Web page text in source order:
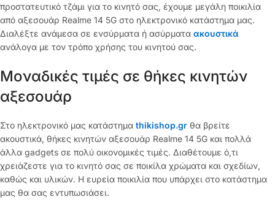
προστατευτικό τζάμι για το κινητό σας, έχουμε μεγάλη ποικιλία
από αξεσουάρ Realme 14 5G στο ηλεκτρονικό κατάστημα μας.
Διαλέξτε ανάμεσα σε ενσύρματα ή ασύρματα ακουστικά
ανάλογα με τον τρόπο χρήσης του κινητού σας.
Μοναδικές τιμές σε θήκες κινητών
αξεσουάρ
Στο ηλεκτρονικό μας κατάστημα thikishop.gr θα βρείτε
ακουστικά, θήκες κινητών αξεσουάρ Realme 14 5G και πολλά
άλλα gadgets σε πολύ οικονομικές τιμές. Διαθέτουμε ό,τι
χρειάζεστε για το κινητό σας σε ποικίλα χρώματα και σχεδίων,
καθώς και υλικών. Η ευρεία ποικιλία που υπάρχει στο κατάστημα
μας θα σας εντυπωσιάσει.